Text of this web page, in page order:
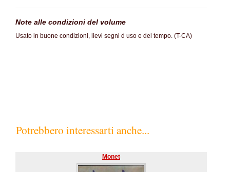
Note alle condizioni del volume
Usato in buone condizioni, lievi segni d uso e del tempo. (T-CA)
Potrebbero interessarti anche...
Monet